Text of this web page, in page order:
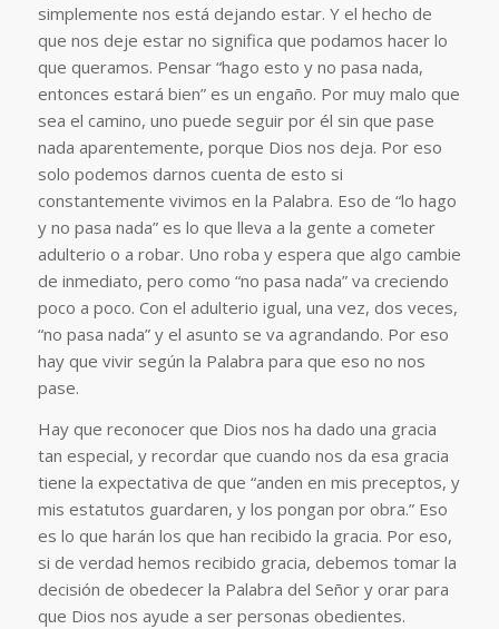
simplemente nos está dejando estar. Y el hecho de
que nos deje estar no significa que podamos hacer lo
que queramos. Pensar “hago esto y no pasa nada,
entonces estará bien” es un engaño. Por muy malo que
sea el camino, uno puede seguir por él sin que pase
nada aparentemente, porque Dios nos deja. Por eso
solo podemos darnos cuenta de esto si
constantemente vivimos en la Palabra. Eso de “lo hago
y no pasa nada” es lo que lleva a la gente a cometer
adulterio o a robar. Uno roba y espera que algo cambie
de inmediato, pero como “no pasa nada” va creciendo
poco a poco. Con el adulterio igual, una vez, dos veces,
“no pasa nada” y el asunto se va agrandando. Por eso
hay que vivir según la Palabra para que eso no nos
pase.
Hay que reconocer que Dios nos ha dado una gracia
tan especial, y recordar que cuando nos da esa gracia
tiene la expectativa de que “anden en mis preceptos, y
mis estatutos guardaren, y los pongan por obra.” Eso
es lo que harán los que han recibido la gracia. Por eso,
si de verdad hemos recibido gracia, debemos tomar la
decisión de obedecer la Palabra del Señor y orar para
que Dios nos ayude a ser personas obedientes.